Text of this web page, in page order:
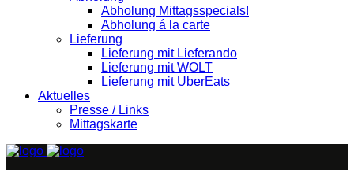
Abholung Mittagsspecials!
Abholung á la carte
Lieferung
Lieferung mit Lieferando
Lieferung mit WOLT
Lieferung mit UberEats
Aktuelles
Presse / Links
Mittagskarte